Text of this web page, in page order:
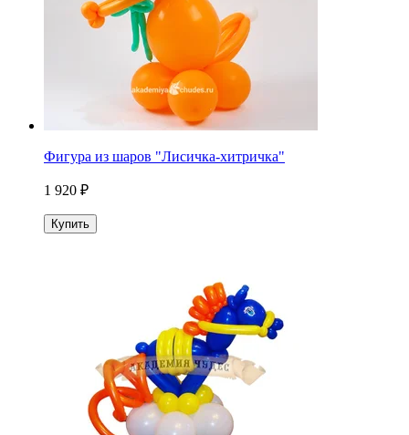
Фигура из шаров "Лисичка-хитричка"
1 920 ₽
Купить